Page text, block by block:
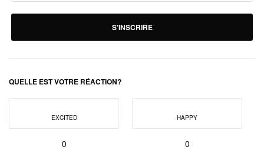
S'INSCRIRE
QUELLE EST VOTRE RÉACTION?
EXCITED
0
HAPPY
0